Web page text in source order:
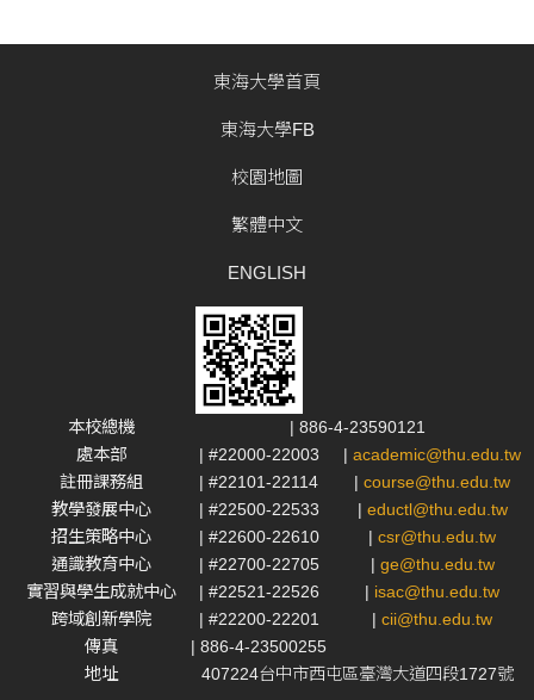
東海大學首頁
東海大學FB
校園地圖
繁體中文
ENGLISH
本校總機
| 886-4-23590121
處本部
| #22000-22003 | academic@thu.edu.tw
註冊課務組
| #22101-22114 | course@thu.edu.tw
教學發展中心
| #22500-22533 | eductl@thu.edu.tw
招生策略中心
| #22600-22610 | csr@thu.edu.tw
通識教育中心
| #22700-22705 | ge@thu.edu.tw
實習與學生成就中心
| #22521-22526 | isac@thu.edu.tw
跨域創新學院
| #22200-22201 | cii@thu.edu.tw
傳真
| 886-4-23500255
地址
407224台中市西屯區臺灣大道四段1727號